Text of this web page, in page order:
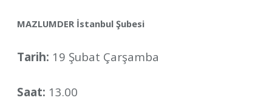
MAZLUMDER İstanbul Şubesi
Tarih: 19 Şubat Çarşamba
Saat: 13.00